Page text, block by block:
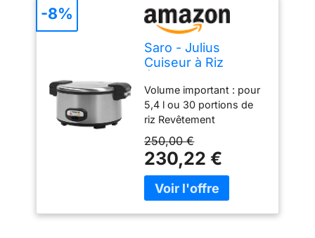
Saro - Julius
Cuiseur à Riz
Cuve Antiadhésive,
pour 5,4 l/30
Portions de Riz,
1,95 kW
Volume important : pour
5,4 l ou 30 portions de
riz Revêtement
antiadhésif : facile à
nettoyer et ne brûle pas
Bac de récupération
intégré : empêche la
condensation sur les
250,00 €
230,22 €
-8%